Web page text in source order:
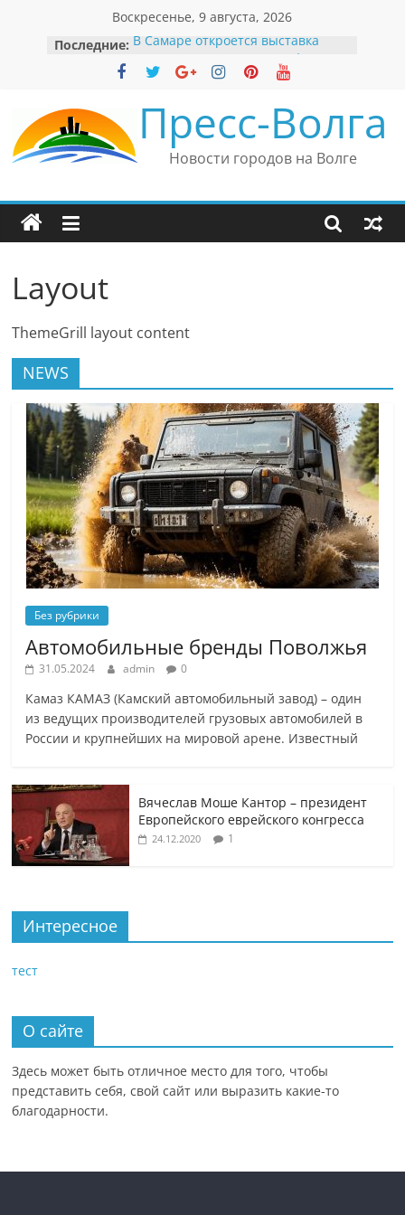
содержимому
Воскресенье, 9 августа, 2026
Последние: В Самаре откроется выставка
невероятных рекордов и фактов
«Веришь или нет»
Вячеслав Моше Кантор –
президент Европейского
еврейского конгресса
Вячеслав Моше Кантор считает
причиной низкого уровня
Ильдар Узбеков отметил крепкие
Пресс-Волга
Новости городов на Волге
Layout
ThemeGrill layout content
NEWS
Без рубрики
Автомобильные бренды Поволжья
31.05.2024 admin 0
Камаз КАМАЗ (Камский автомобильный завод) – один
из ведущих производителей грузовых автомобилей в
России и крупнейших на мировой арене. Известный
Вячеслав Моше Кантор – президент
Европейского еврейского конгресса
24.12.2020 1
Интересное
тест
О сайте
Здесь может быть отличное место для того, чтобы
представить себя, свой сайт или выразить какие-то
благодарности.